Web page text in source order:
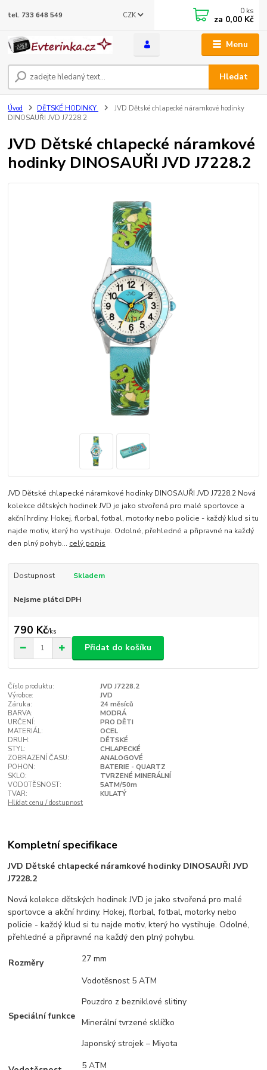
Menu
CZK
Hledat
tel. 733 648 549 0 ks
za 0,00 Kč
Úvod DĚTSKÉ HODINKY
JVD Dětské chlapecké náramkové hodinky
DINOSAUŘI JVD J7228.2
JVD Dětské chlapecké náramkové
hodinky DINOSAUŘI JVD J7228.2
JVD Dětské chlapecké náramkové hodinky DINOSAUŘI JVD J7228.2 Nová
kolekce dětských hodinek JVD je jako stvořená pro malé sportovce a
akční hrdiny. Hokej, florbal, fotbal, motorky nebo policie - každý klud si tu
najde motiv, který ho vystihuje. Odolné, přehledné a připravné na každý
den plný pohyb... celý popis
Dostupnost Skladem
Nejsme plátci DPH
790 Kč/ks
Přidat do košíku
Číslo produktu:
JVD J7228.2
Výrobce:
JVD
Záruka:
24 měsíců
BARVA:
MODRÁ
URČENÍ:
PRO DĚTI
MATERIÁL:
OCEL
DRUH:
DĚTSKÉ
STYL:
CHLAPECKÉ
ZOBRAZENÍ ČASU:
ANALOGOVÉ
POHON:
BATERIE - QUARTZ
SKLO:
TVRZENÉ MINERÁLNÍ
VODOTĚSNOST:
5ATM/50m
TVAR:
KULATÝ
Hlídat cenu / dostupnost
Kompletní specifikace
JVD Dětské chlapecké náramkové hodinky DINOSAUŘI JVD
J7228.2
Nová kolekce dětských hodinek JVD je jako stvořená pro malé
sportovce a akční hrdiny. Hokej, florbal, fotbal, motorky nebo
policie - každý klud si tu najde motiv, který ho vystihuje. Odolné,
přehledné a připravné na každý den plný pohybu.
Rozměry 27 mm
Speciální funkce
Vodotěsnost 5 ATM
Pouzdro z bezniklové slitiny
Minerální tvrzené sklíčko
Japonský strojek – Miyota
5 ATM